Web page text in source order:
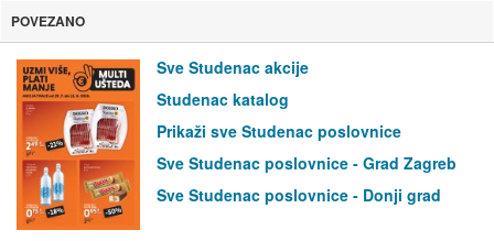
POVEZANO
Sve Studenac akcije
Studenac katalog
Prikaži sve Studenac poslovnice
Sve Studenac poslovnice - Grad Zagreb
Sve Studenac poslovnice - Donji grad